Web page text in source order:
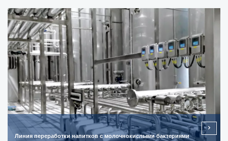
Линия переработки напитков с молочнокислыми бактериями